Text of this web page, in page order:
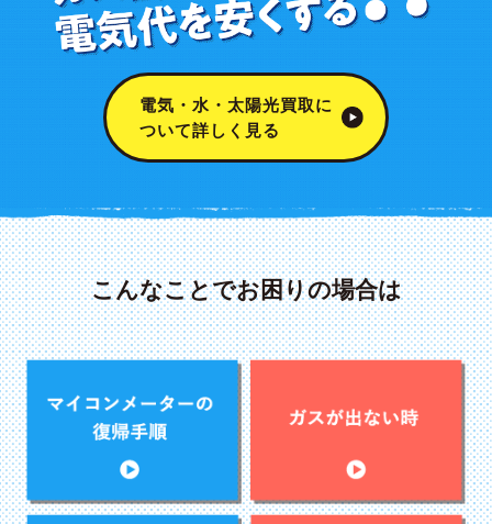
電気・水・太陽光買取に
ついて詳しく見る
こんなことでお困りの場合は